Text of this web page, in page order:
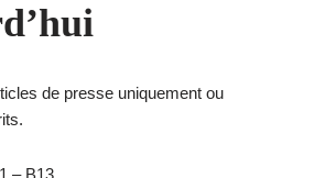
de presse uniquement ou
– B13